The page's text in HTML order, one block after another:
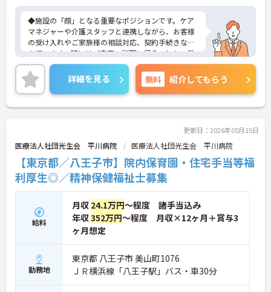
◆施設の「顔」となる重要なポジションです。ケア
マネジャーや介護スタッフと連携しながら、お客様
の受け入れやご家族様の相談対応、契約手続きなど
を行います。時にはご自宅へ説明に伺うことも。業
務の幅は広いですが、その分、お客様の「困った」
に寄り添い、解決できた時の喜びはひとしおです。
親身な対応ができるあなたを、スタッフみんなが待
っています。
◆年間休日は117日以上あり、シフト制ですが希望
しいポイントです。有給休暇は1時間単位で取得でき
るので、「ちょっと用事を済ませたい」という時に
も便利。オンとオフを上手に切り替えて、自分らし
い働き方が実現できます。
◆タブレット端末を活用した介護記録システムを導
入♪スタッフ同士の情報共有もスムーズになり、
「ご利用者様と向き合う時間が増えた」と現場でも
好評です。効率よく働けます。
詳細を見る 無料 紹介してもらう
更新日：2026年05月15日
医療法人社団光生会 平川病院 医療法人社団光生会 平川病院
【東京都／八王子市】院内保育園・住宅手当等福
利厚生◎／精神保健福祉士募集
給料
月収 24.1万円～程度 諸手当込み
年収352万円～程度 月収×12ヶ月＋賞与3
ヶ月想定
勤務地
東京都 八王子市 美山町1076
ＪＲ横浜線「八王子駅」バス・車30分